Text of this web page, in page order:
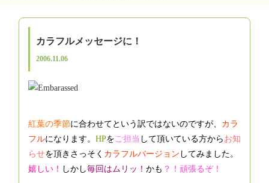
カラフルメッセージに！
2006.11.06
紅葉の季節に合わせてという訳ではないのですが、 カラ
フルになります。 HPを ご担当 して頂いている方から お知
らせを頂きさっそく カラフルバージョン してみました。
嬉しい！ しかし毎回はムリッ！ かも ？！頑張るぞ！